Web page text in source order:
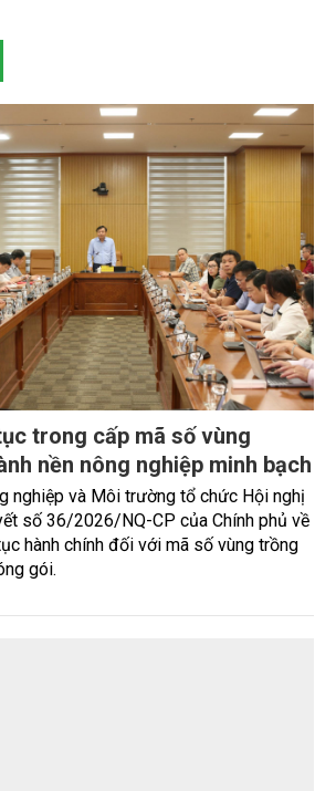
Lãng: Phát huy giá trị làng
học công nghệ và chuyển
thống gắn với ứng dụng khoa học
đổi số đang trở thành hướng đi quan
nâng cao sức cạnh tranh, mở rộng
bền vững. Tại làng gốm Phù Lãng,
Ninh, nhiều nghệ nhân và cơ sở sản
mới tư duy, đầu tư công nghệ, xây
nền tảng giá trị truyền thống.